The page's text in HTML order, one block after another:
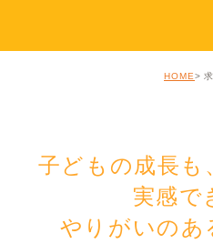
HOME
子どもの成長も
実感で
やりがいのあ